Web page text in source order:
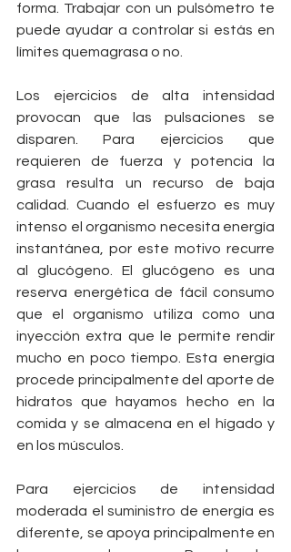
forma. Trabajar con un pulsómetro te
puede ayudar a controlar si estás en
límites quemagrasa o no.
Los ejercicios de alta intensidad
provocan que las pulsaciones se
disparen. Para ejercicios que
requieren de fuerza y potencia la
grasa resulta un recurso de baja
calidad. Cuando el esfuerzo es muy
intenso el organismo necesita energía
instantánea, por este motivo recurre
al glucógeno. El glucógeno es una
reserva energética de fácil consumo
que el organismo utiliza como una
inyección extra que le permite rendir
mucho en poco tiempo. Esta energía
procede principalmente del aporte de
hidratos que hayamos hecho en la
comida y se almacena en el hígado y
en los músculos.
Para ejercicios de intensidad
moderada el suministro de energía es
diferente, se apoya principalmente en